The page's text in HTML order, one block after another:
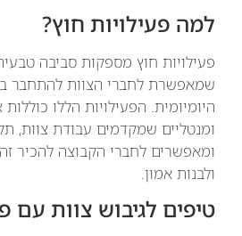
למה פעילויות חוץ?
פעילויות חוץ מספקות סביבה
שמאפשרת לחברי הצוות להתחבר
היומיומית. הפעילויות הללו כוללות
ומנטליים שמקדמים עבודת צוות,
ומאפשרים לחברי הקבוצה להכיר
ולבנות אמון.
טיפים לגיבוש צוות עם